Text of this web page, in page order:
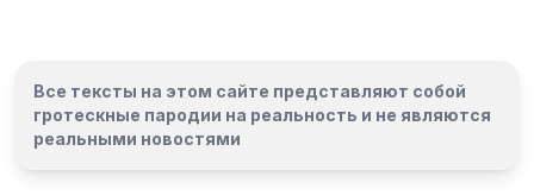
Все тексты на этом сайте представляют собой
гротескные пародии на реальность и не являются
реальными новостями